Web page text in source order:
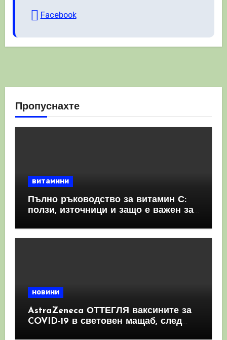
Facebook
Пропуснахте
витамини
Пълно ръководство за витамин С:
ползи, източници и защо е важен за
новини
AstraZeneca ОТТЕГЛЯ ваксините за
COVID-19 в световен мащаб, след